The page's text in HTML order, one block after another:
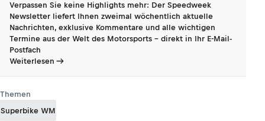
Verpassen Sie keine Highlights mehr: Der Speedweek
Newsletter liefert Ihnen zweimal wöchentlich aktuelle
Nachrichten, exklusive Kommentare und alle wichtigen
Termine aus der Welt des Motorsports - direkt in Ihr E-Mail-
Postfach
Weiterlesen
Themen
Superbike WM